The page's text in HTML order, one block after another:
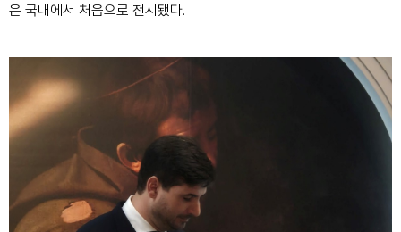
은 국내에서 처음으로 전시됐다.